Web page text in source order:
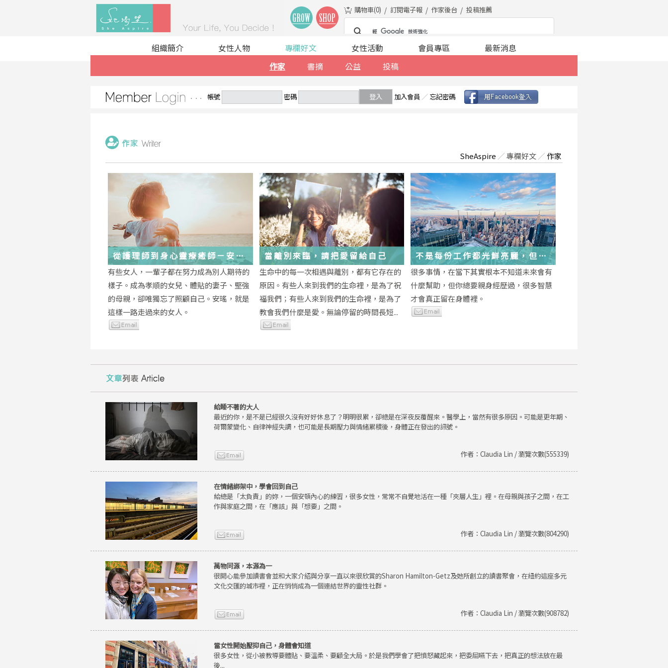
購物車(0) 訂閱電子報 作家後台 投稿推薦
組織簡介 女性人物
專欄好文
作家
書摘 公益 投稿
女性活動 會員專區 最新消息
帳號 密碼 登入 加入會員 ／ 忘記密碼
SheAspire ／專欄好文 ／ 作家
從護理師到身心靈療癒師－安
瑤：每一段低谷，都能成為重生
的起點
有些女人，一輩子都在努力成為別人期待的
樣子。成為孝順的女兒、體貼的妻子、堅強
的母親，卻唯獨忘了照顧自己。安瑤，就是
這樣一路走過來的女人。
當離別來臨，請把愛留給自己
生命中的每一次相遇與離別，都有它存在的
原因。有些人來到我們的生命裡，是為了祝
福我們；有些人來到我們的生命裡，是為了
教會我們什麼是愛。無論停留的時間長短...
不是每份工作都光鮮亮麗，但每
段經歷都在偷偷改變你
很多事情，在當下其實根本不知道未來會有
什麼幫助，但你總要親身經歷過，很多智慧
才會真正留在身體裡。
給睡不著的大人
最近的你，是不是已經很久沒有好好休息了？明明很累，卻總是在深夜反覆醒來。醫學上，當然有很多原因。可能是更年期、
荷爾蒙變化、自律神經失調，也可能是長期壓力與情緒累積後，身體正在發出的訊號。
作者：Claudia Lin / 瀏覽次數(555339)
在情緒綁架中，學會回到自己
給總是「太負責」的妳，一個安頓內心的練習，很多女性，常常不自覺地活在一種「夾層人生」裡。在母親與孩子之間，在工
作與家庭之間，在「應該」與「想要」之間。
作者：Claudia Lin / 瀏覽次數(804290)
萬物同源，本源為一
很開心能參加讀書會並和大家介紹與分享一直以來很欣賞的Sharon Hamilton-Getz及她所創立的讀書聚會，在紐約這座多元
文化交匯的城市裡，正在悄悄成為一個連結世界的靈性社群。
作者：Claudia Lin / 瀏覽次數(908782)
當女性開始壓抑自己，身體會知道
很多女性，從小被教導要體貼、要溫柔、要顧全大局。於是我們學會了把憤怒藏起來，把委屈嚥下去，把真正的想法放在最
後...